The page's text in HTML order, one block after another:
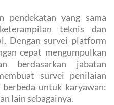
pendekatan yang sama
teknis dan
Dengan survei platform
cepat mengumpulkan
berdasarkan jabatan
survei penilaian
untuk karyawan:
lain sebagainya.